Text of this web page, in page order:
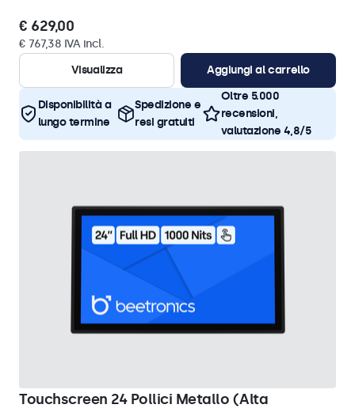
€ 629,00
€ 767,38 IVA incl.
Visualizza
Aggiungi al carrello
Disponibilità a
lungo termine
Spedizione e
resi gratuiti
Oltre 5.000
recensioni,
valutazione 4,8/5
Touchscreen 24 Pollici Metallo (Alta